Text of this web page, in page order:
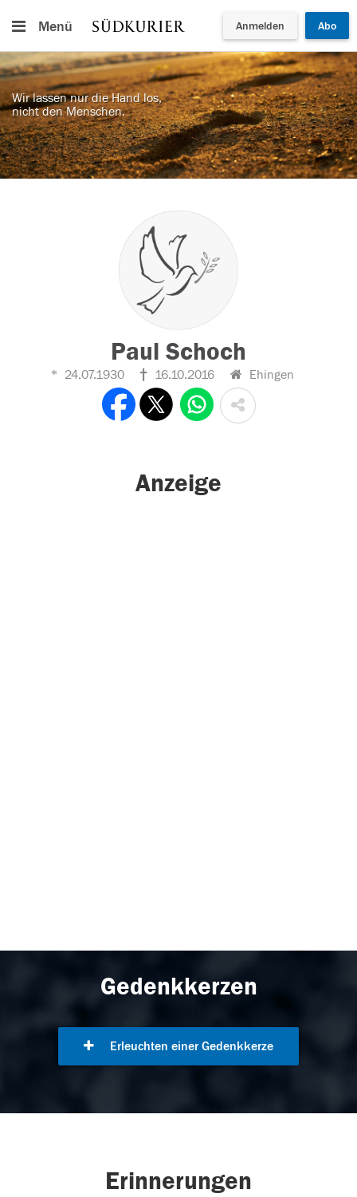
Menü Anmelden Abo
Wir lassen nur die Hand los,
nicht den Menschen.
Paul Schoch
24.07.1930 16.10.2016 Ehingen
Anzeige
Gedenkkerzen
Erleuchten einer Gedenkkerze
Erinnerungen